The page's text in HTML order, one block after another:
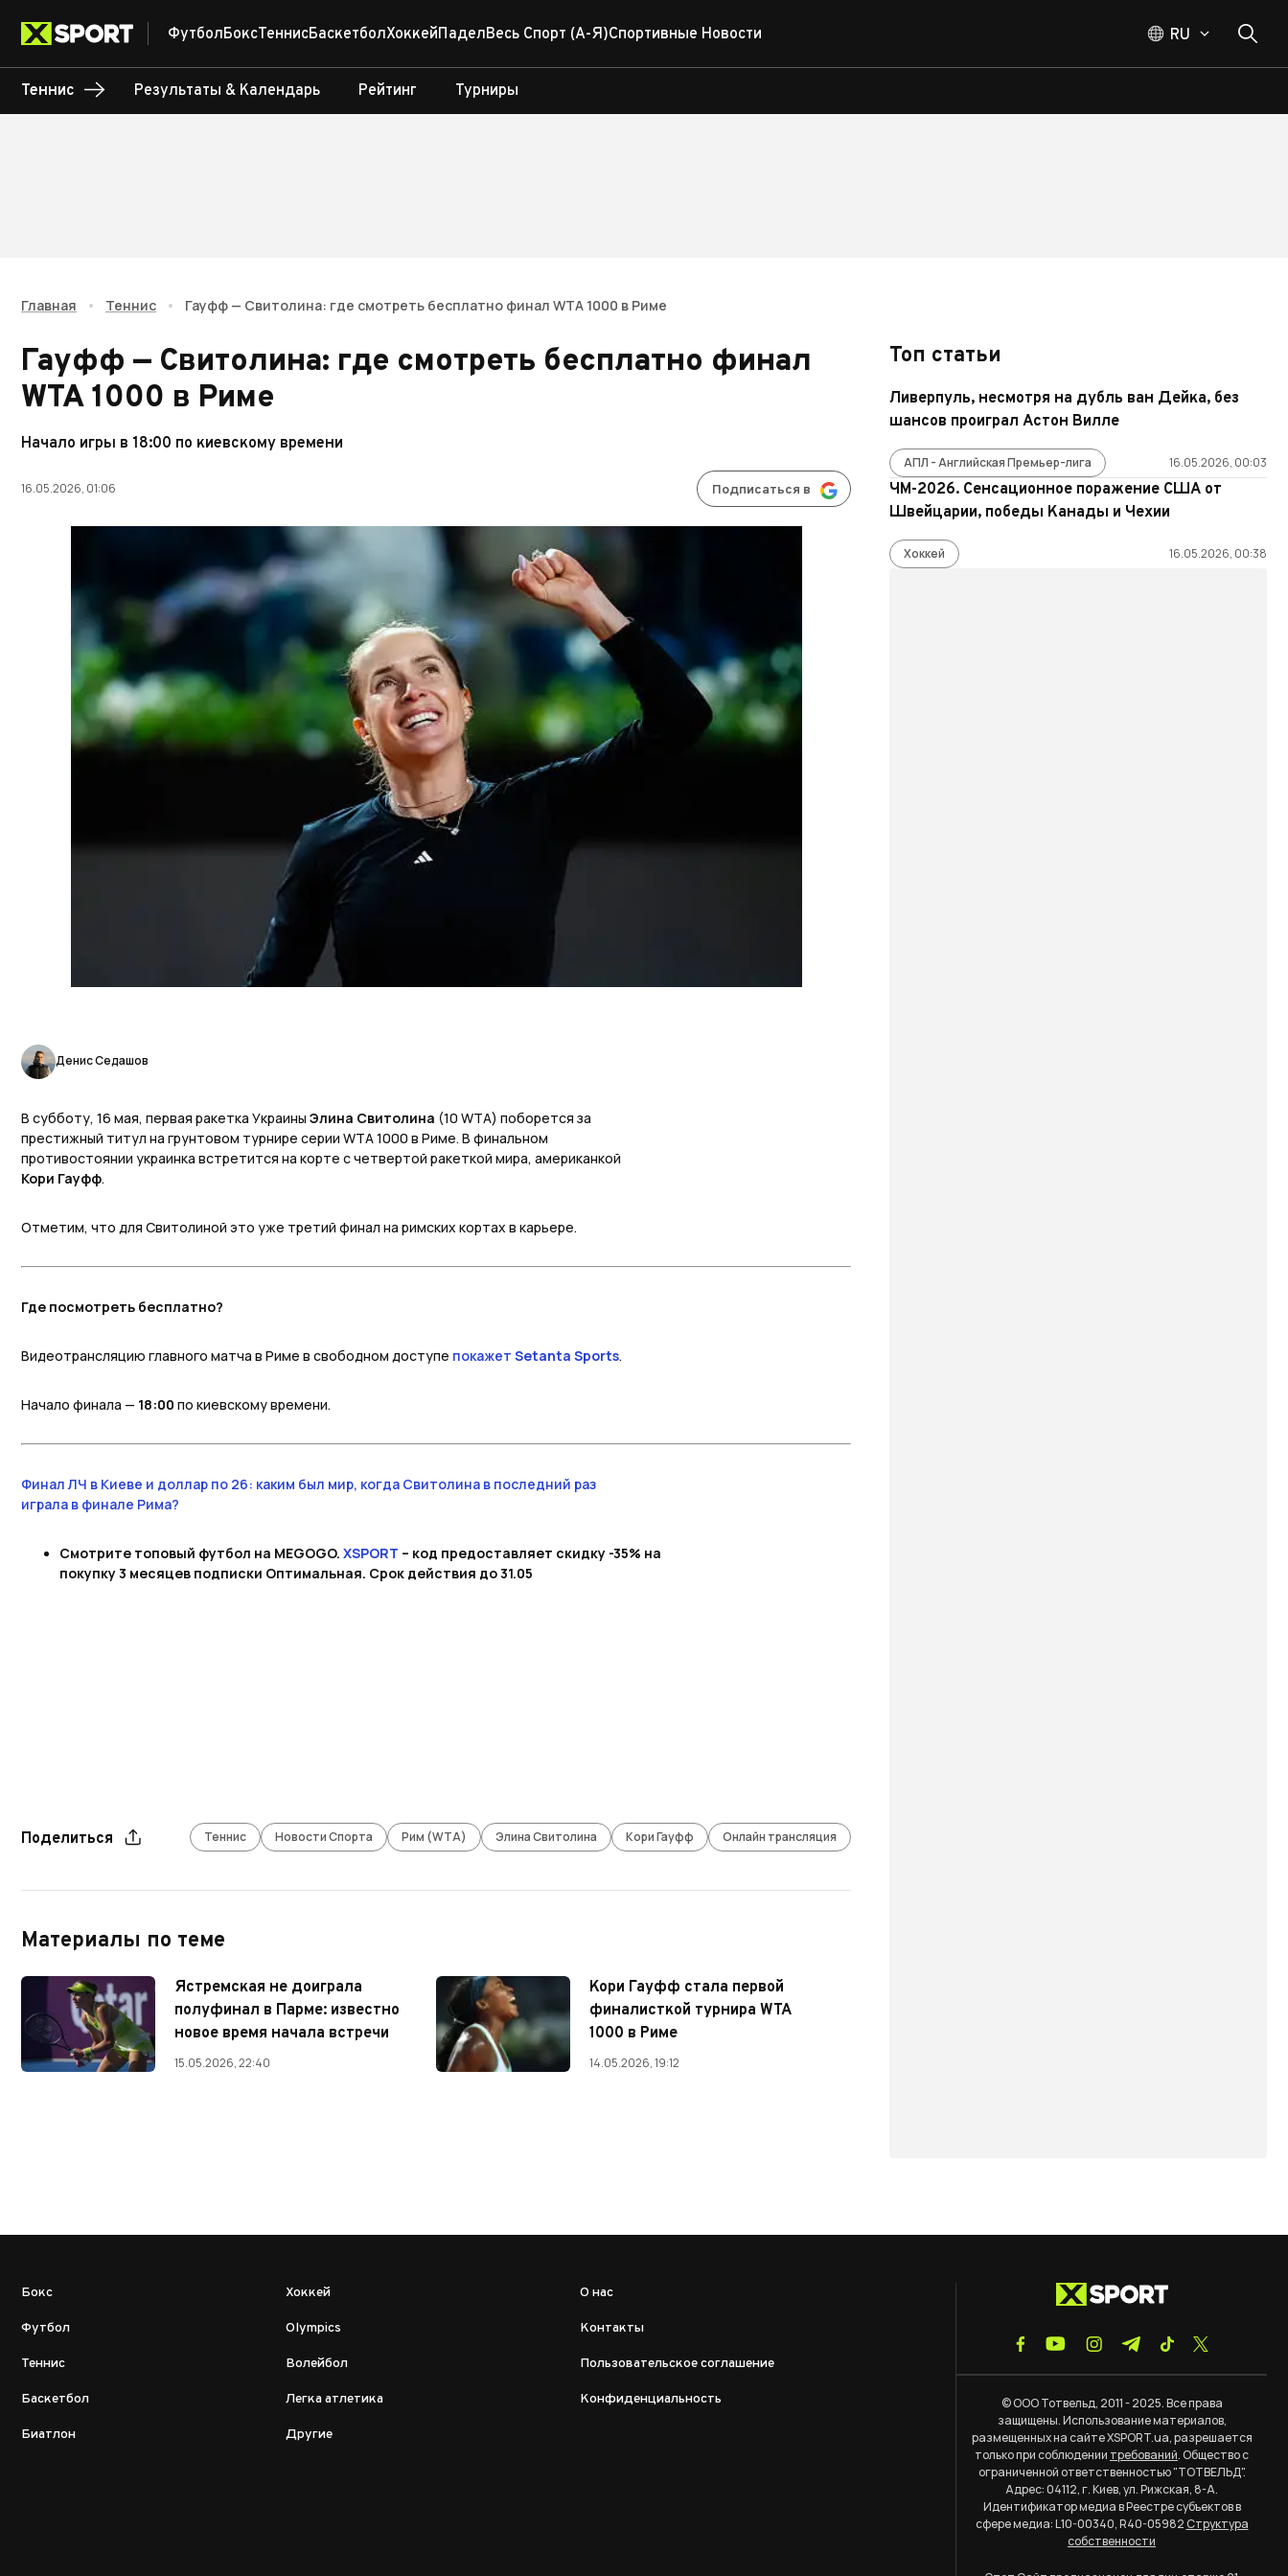
ФутболБоксТеннисБаскетболХоккейПаделВесь Спорт (А-Я)Спортивные Новости RU
Теннис Результаты & Календарь Рейтинг Турниры
Главная • Теннис • Гауфф — Свитолина: где смотреть бесплатно финал WTA 1000 в Риме
Гауфф — Свитолина: где смотреть бесплатно финал
WTA 1000 в Риме
Начало игры в 18:00 по киевскому времени
16.05.2026, 01:06 Подписаться в
Денис Седашов
В субботу, 16 мая, первая ракетка Украины Элина Свитолина (10 WTA) поборется за
престижный титул на грунтовом турнире серии WTA 1000 в Риме. В финальном
противостоянии украинка встретится на корте с четвертой ракеткой мира, американкой
Кори Гауфф.
Отметим, что для Свитолиной это уже третий финал на римских кортах в карьере.
Где посмотреть бесплатно?
Видеотрансляцию главного матча в Риме в свободном доступе покажет Setanta Sports.
Начало финала — 18:00 по киевскому времени.
Финал ЛЧ в Киеве и доллар по 26: каким был мир, когда Свитолина в последний раз
играла в финале Рима?
Смотрите топовый футбол на MEGOGO. XSPORT – код предоставляет скидку -35% на
покупку 3 месяцев подписки Оптимальная. Срок действия до 31.05
Поделиться Теннис Новости Спорта Рим (WTA) Элина Свитолина Кори Гауфф Онлайн трансляция
Материалы по теме
Ястремская не доиграла
полуфинал в Парме: известно
новое время начала встречи
15.05.2026, 22:40
Кори Гауфф стала первой
финалисткой турнира WTA
1000 в Риме
14.05.2026, 19:12
Топ статьи
Ливерпуль, несмотря на дубль ван Дейка, без
шансов проиграл Астон Вилле
АПЛ - Английская Премьер-лига 16.05.2026, 00:03
ЧМ-2026. Сенсационное поражение США от
Швейцарии, победы Канады и Чехии
Хоккей 16.05.2026, 00:38
Бокс
Футбол
Теннис
Баскетбол
Биатлон
Хоккей
Olympics
Волейбол
Легка атлетика
Другие
О нас
Контакты
Пользовательское соглашение
Конфиденциальность
© ООО Тотвельд, 2011 - 2025. Все права
защищены. Использование материалов,
размещенных на сайте XSPORT.ua, разрешается
только при соблюдении требований. Общество с
ограниченной ответственностью "ТОТВЕЛЬД".
Адрес: 04112, г. Киев, ул. Рижская, 8-А.
Идентификатор медиа в Реестре субъектов в
сфере медиа: L10-00340, R40-05982Структура
собственности